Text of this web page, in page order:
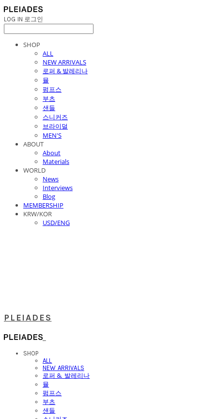
LOG IN 로그인
SHOP
ALL
NEW ARRIVALS
로퍼 & 발레리나
뮬
펌프스
부츠
샌들
스니커즈
브라이덜
MEN'S
ABOUT
About
Materials
WORLD
News
Interviews
Blog
MEMBERSHIP
KRW/KOR
USD/ENG
PLEIADES
SHOP
ALL
NEW ARRIVALS
로퍼 & 발레리나
뮬
펌프스
부츠
샌들